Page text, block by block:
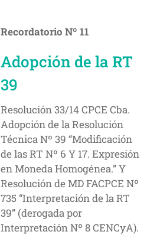
Recordatorio Nº 11
Adopción de la RT
39
Resolución 33/14 CPCE Cba.
Adopción de la Resolución
Técnica Nº 39 “Modificación
de las RT Nº 6 Y 17. Expresión
en Moneda Homogénea.” Y
Resolución de MD FACPCE Nº
735 “Interpretación de la RT
39” (derogada por
Interpretación Nº 8 CENCyA).